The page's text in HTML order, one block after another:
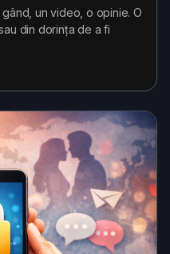
un video, o opinie. O
din dorința de a fi
și profitabil? Pe
dedicată oamenilor